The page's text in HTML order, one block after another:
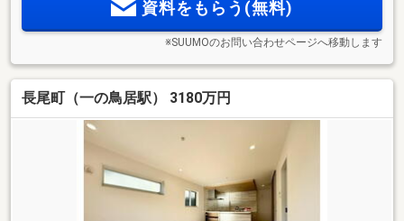
資料をもらう(無料)
※SUUMOのお問い合わせページへ移動します
長尾町（一の鳥居駅） 3180万円